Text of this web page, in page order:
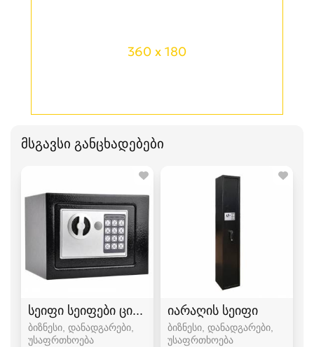
360 x 180
მსგავსი განცხადებები
სეიფი სეიფები ციფრული+გასაღები
ბიზნესი, დანადგარები,
უსაფრთხოება
იარაღის სეიფი
ბიზნესი, დანადგარები,
უსაფრთხოება